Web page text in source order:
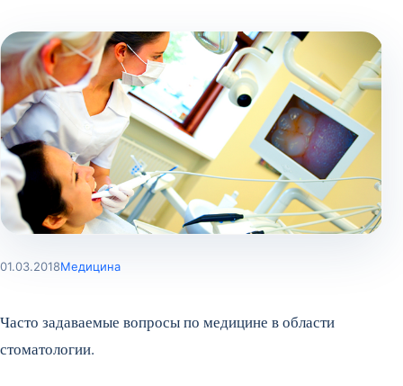
01.03.2018Медицина
Часто задаваемые вопросы по медицине в области
стоматологии.